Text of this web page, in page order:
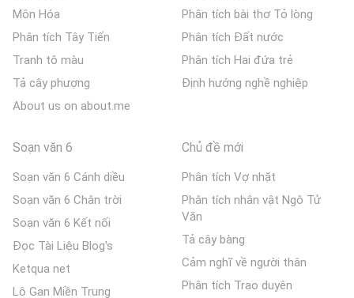
Môn Hóa
Phân tích Tây Tiến
Tranh tô màu
Tả cây phượng
About us on about.me
Phân tích bài thơ Tỏ lòng
Phân tích Đất nước
Phân tích Hai đứa trẻ
Định hướng nghề nghiệp
Soạn văn 6
Soạn văn 6 Cánh diều
Soạn văn 6 Chân trời
Soạn văn 6 Kết nối
Đọc Tài Liệu Blog's
Ketqua net
Lô Gan Miền Trung
Chủ đề mới
Phân tích Vợ nhặt
Phân tích nhân vật Ngô Tử
Văn
Tả cây bàng
Cảm nghĩ về người thân
Phân tích Trao duyên